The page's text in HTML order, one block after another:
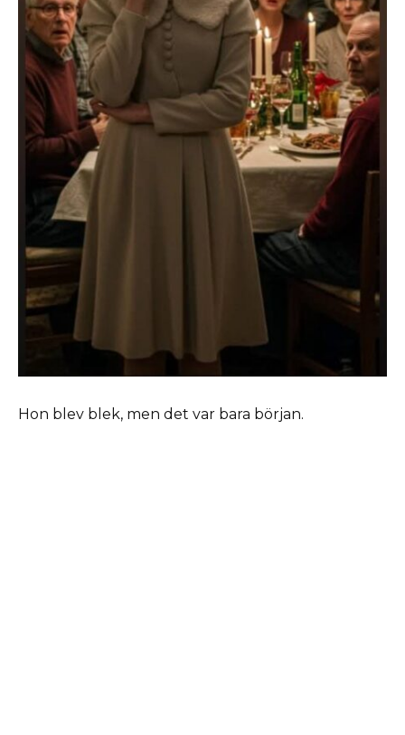
Hon blev blek, men det var bara början.